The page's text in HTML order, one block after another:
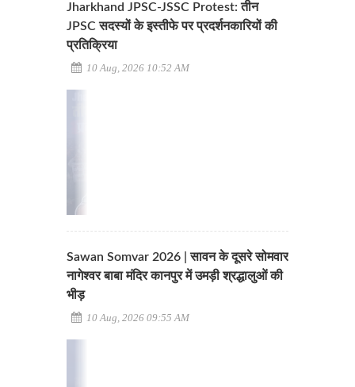
Jharkhand JPSC-JSSC Protest: तीन
JPSC सदस्यों के इस्तीफे पर प्रदर्शनकारियों की
प्रतिक्रिया
10 Aug, 2026 10:52 AM
Sawan Somvar 2026 | सावन के दूसरे सोमवार
नागेश्वर बाबा मंदिर कानपुर में उमड़ी श्रद्धालुओं की
भीड़
10 Aug, 2026 09:55 AM